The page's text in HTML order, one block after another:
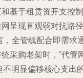
基于租赁资开支控制
呈现直观弱对抗路径
，全管线配合即需求
采购老架时，“代管
不明显偏移核心支出